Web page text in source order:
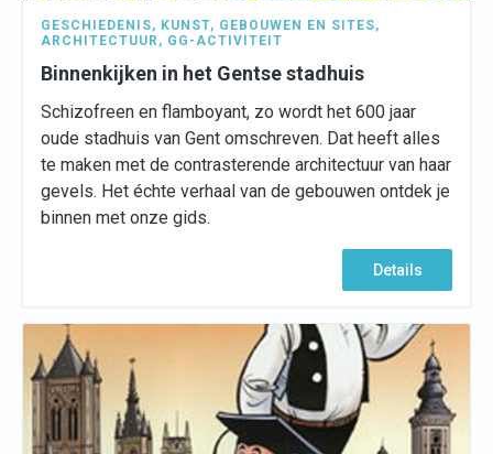
GESCHIEDENIS, KUNST, GEBOUWEN EN SITES,
ARCHITECTUUR , GG-ACTIVITEIT
Binnenkijken in het Gentse stadhuis
Schizofreen en flamboyant, zo wordt het 600 jaar
oude stadhuis van Gent omschreven. Dat heeft alles
te maken met de contrasterende architectuur van haar
gevels. Het échte verhaal van de gebouwen ontdek je
binnen met onze gids.
Details